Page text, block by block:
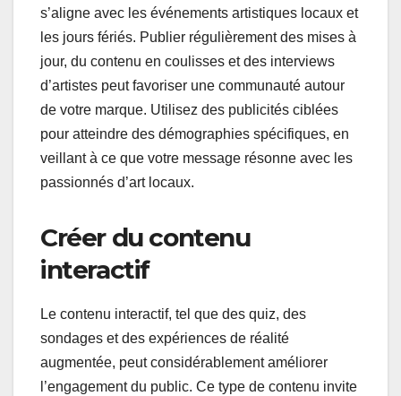
s’aligne avec les événements artistiques locaux et
les jours fériés. Publier régulièrement des mises à
jour, du contenu en coulisses et des interviews
d’artistes peut favoriser une communauté autour
de votre marque. Utilisez des publicités ciblées
pour atteindre des démographies spécifiques, en
veillant à ce que votre message résonne avec les
passionnés d’art locaux.
Créer du contenu
interactif
Le contenu interactif, tel que des quiz, des
sondages et des expériences de réalité
augmentée, peut considérablement améliorer
l’engagement du public. Ce type de contenu invite